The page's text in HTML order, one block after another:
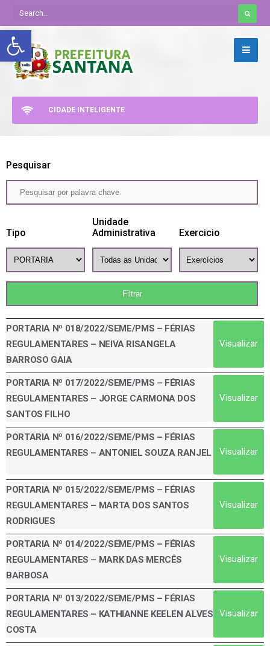
Abrir a barra de ferramentas
CIDADE INTELIGENTE
Pesquisar
Tipo
Unidade
Administrativa
Exercicio
PORTARIA Nº 018/2022/SEME/PMS – FÉRIAS
REGULAMENTARES – NEIVA RISANGELA
BARROSO GAIA
Visualizar
PORTARIA Nº 017/2022/SEME/PMS – FÉRIAS
REGULAMENTARES – JORGE CARMONA DOS
SANTOS FILHO
Visualizar
PORTARIA Nº 016/2022/SEME/PMS – FÉRIAS
REGULAMENTARES – ANTONIEL SOUZA RANJEL
Visualizar
PORTARIA Nº 015/2022/SEME/PMS – FÉRIAS
REGULAMENTARES – MARTA DOS SANTOS
RODRIGUES
Visualizar
PORTARIA Nº 014/2022/SEME/PMS – FÉRIAS
REGULAMENTARES – MARK DAS MERCÊS
BARBOSA
Visualizar
PORTARIA Nº 013/2022/SEME/PMS – FÉRIAS
REGULAMENTARES – KATHIANNE KEELEN ALVES
COSTA
Visualizar